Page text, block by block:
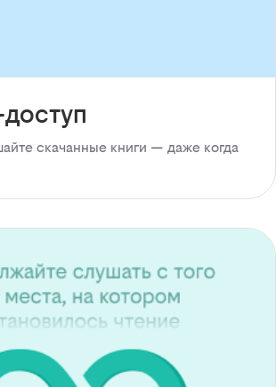
скачанные книги — даже когда